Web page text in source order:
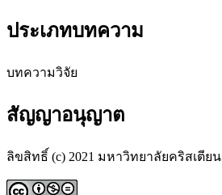
ประเภทบทความ
บทความวิจัย
สัญญาอนุญาต
ลิขสิทธิ์ (c) 2021 มหาวิทยาลัยคริสเตียน